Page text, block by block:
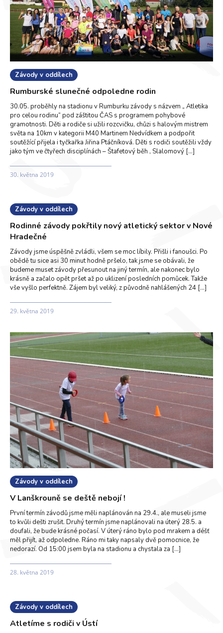
Závody v oddílech
Rumburské slunečné odpoledne rodin
30.05. proběhly na stadionu v Rumburku závody s názvem „ Atletika
pro celou rodinu“ pod záštitou ČAS s programem pohybové
gramotnosti. Děti a rodiče si užili rozcvičku, chůzi s halovým mistrem
světa na 10km v kategorii M40 Martinem Nedvídkem a podpořit
soutěžící přijela i tyčkařka Jiřina Ptáčníková. Děti s rodiči soutěžili vždy
jako tým ve čtyřech disciplínách – Štafetový běh , Slalomový […]
30. května 2019
Závody v oddílech
Rodinné závody pokřtily nový atletický sektor v Nové
Hradečné
Závody jsme úspěšně zvládli, všem se moc líbily. Přišli i fanoušci. Po
obědě tu sice asi 30 minut hodně pršelo, tak jsme se obávali, že
budeme muset závody přesunout na jiný termín, ale nakonec bylo
krásně a začalo opět pršet až po uklizení posledních pomůcek. Takže
vše vyšlo perfektně. Zájem byl veliký, z původně nahlášených 24 […]
29. května 2019
Závody v oddílech
V Lanškrouně se deště nebojí !
První termín závodů jsme měli naplánován na 29.4., ale museli jsme
to kvůli dešti zrušit. Druhý termín jsme naplánovali na úterý 28.5. a
doufali, že bude krásné počasí. V úterý ráno bylo pod mrakem a déšť
měl přijít, až odpoledne. Ráno mi taky napsaly dvě pomocnice, že
nedorazí. Od 15:00 jsem byla na stadionu a chystala za […]
28. května 2019
Závody v oddílech
Atletíme s rodiči v Ústí